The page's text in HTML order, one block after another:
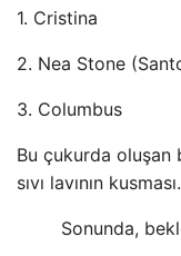
1. Cristina
2. Nea Stone
3. Columbus
Bu çukurda oluşan
sıvı lavının kusması.
Sonunda,